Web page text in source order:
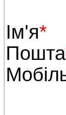
Ім'я*
Пошта